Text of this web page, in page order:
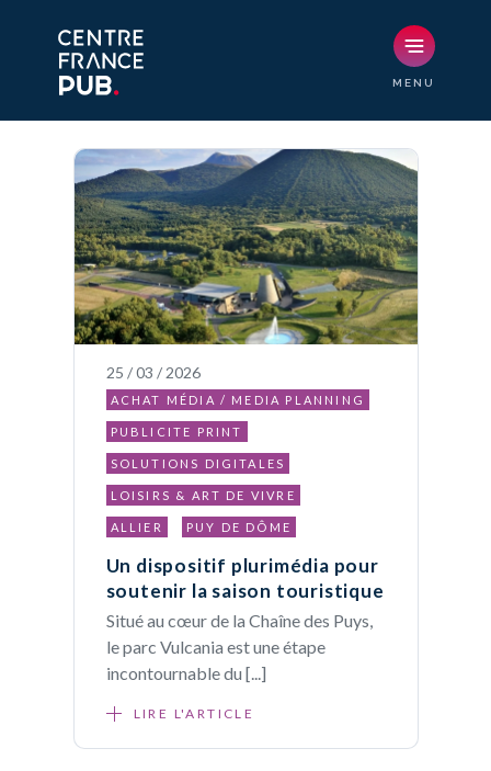
25 / 03 / 2026
ACHAT MÉDIA / MEDIA PLANNING
PUBLICITE PRINT
SOLUTIONS DIGITALES
LOISIRS & ART DE VIVRE
ALLIER PUY DE DÔME
Un dispositif plurimédia pour
soutenir la saison touristique
Situé au cœur de la Chaîne des Puys,
le parc Vulcania est une étape
incontournable du [...]
LIRE L'ARTICLE